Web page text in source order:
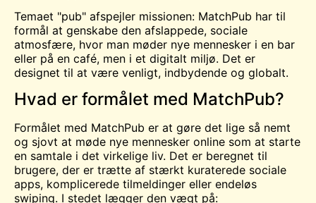
Temaet "pub" afspejler missionen: MatchPub har til
formål at genskabe den afslappede, sociale
atmosfære, hvor man møder nye mennesker i en bar
eller på en café, men i et digitalt miljø. Det er
designet til at være venligt, indbydende og globalt.
Hvad er formålet med MatchPub?
Formålet med MatchPub er at gøre det lige så nemt
og sjovt at møde nye mennesker online som at starte
en samtale i det virkelige liv. Det er beregnet til
brugere, der er trætte af stærkt kuraterede sociale
apps, komplicerede tilmeldinger eller endeløs
swiping. I stedet lægger den vægt på: